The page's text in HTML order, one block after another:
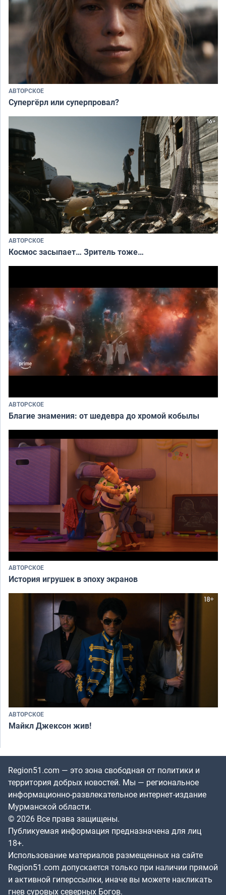
АВТОРСКОЕ
Супергёрл или суперпровал?
АВТОРСКОЕ
Космос засыпает… Зритель тоже…
АВТОРСКОЕ
Благие знамения: от шедевра до хромой кобылы
АВТОРСКОЕ
История игрушек в эпоху экранов
АВТОРСКОЕ
Майкл Джексон жив!
Region51.com — это зона свободная от политики и
территория добрых новостей. Мы — региональное
информационно-развлекательное интернет-издание
Мурманской области.
© 2026 Все права защищены.
Публикуемая информация предназначена для лиц
18+.
Использование материалов размещенных на сайте
Region51.com допускается только при наличии прямой
и активной гиперссылки, иначе вы можете накликать
гнев суровых северных Богов.